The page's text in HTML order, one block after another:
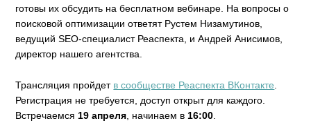
готовы их обсудить на бесплатном вебинаре. На вопросы о
поисковой оптимизации ответят Рустем Низамутинов,
ведущий SEO-специалист Реаспекта, и Андрей Анисимов,
директор нашего агентства.
Трансляция пройдет в сообществе Реаспекта ВКонтакте
Регистрация не требуется, доступ открыт для каждого.
Встречаемся 19 апреля , начинаем в 16:00